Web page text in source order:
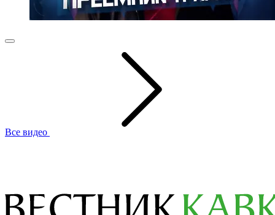
Все видео